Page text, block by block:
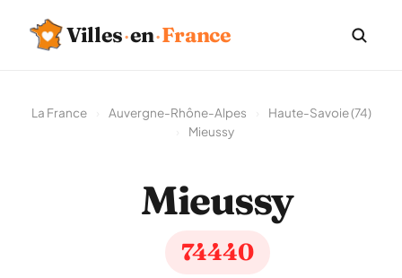
Villes·en·France
La France Auvergne-Rhône-Alpes
Haute-Savoie (74)
Mieussy
Mieussy
74440